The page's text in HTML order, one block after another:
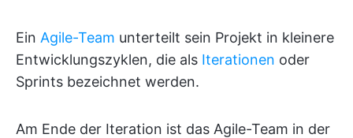
Ein Agile-Team unterteilt sein Projekt in kleinere
Entwicklungszyklen, die als Iterationen oder
Sprints bezeichnet werden.
Am Ende der Iteration ist das Agile-Team in der